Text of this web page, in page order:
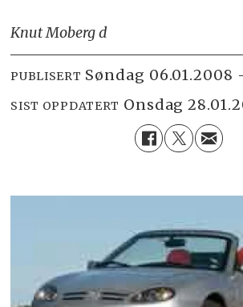
Knut Moberg d
PUBLISERT søndag 06.01.2008
SIST OPPDATERT onsdag